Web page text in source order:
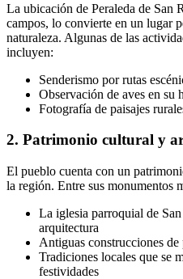
La ubicación de Peraleda de San
campos, lo convierte en un lugar
naturaleza. Algunas de las
incluyen:
Senderismo por rutas
Observación de aves en su
Fotografía de paisajes
2. Patrimonio cultural y
El pueblo cuenta con un
la región. Entre sus monumentos
La iglesia parroquial de
arquitectura
Antiguas construcciones
Tradiciones locales que se
festividades